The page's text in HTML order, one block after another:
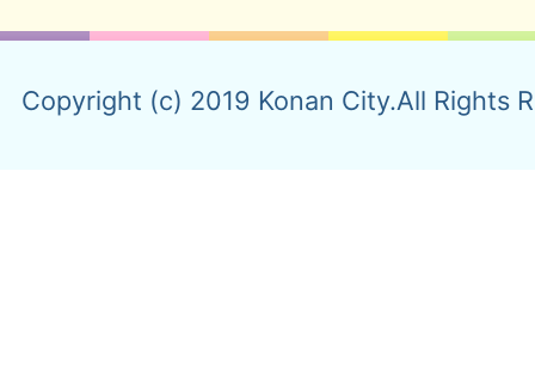
Copyright (c) 2019 Konan City.All Rights